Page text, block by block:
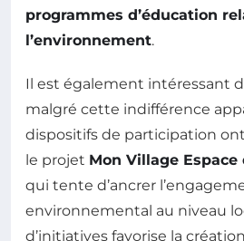
programmes d’éducation
l’environnement.
Il est également intéressant
malgré cette indifférence
dispositifs de participation
le projet Mon Village
qui tente d’ancrer
environnemental au niveau
d’initiatives favorise la